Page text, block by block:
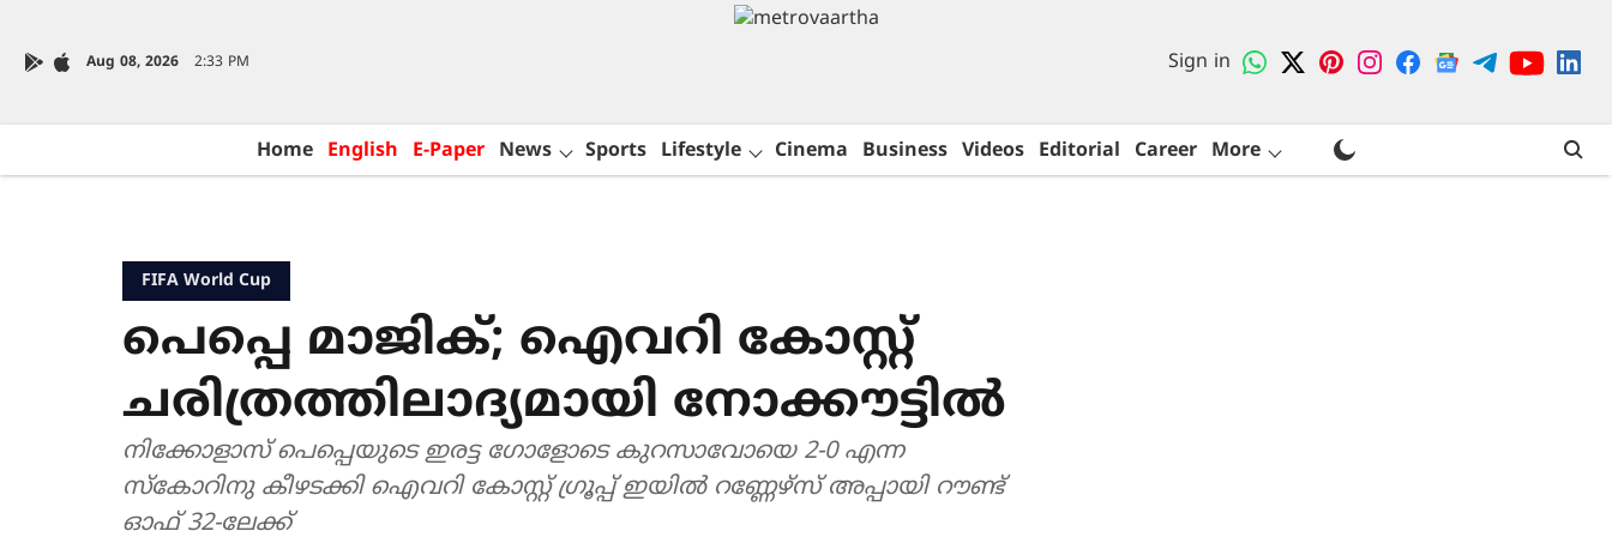
Aug 08, 2026 2:33 PM Sign in
Home English E-Paper News Sports Lifestyle Cinema Business Videos Editorial Career More
FIFA World Cup
പെപ്പെ മാജിക്; ഐവറി കോസ്റ്റ്
ചരിത്രത്തിലാദ്യമായി നോക്കൗട്ടിൽ
നിക്കോളാസ് പെപ്പെയുടെ ഇരട്ട ഗോളോടെ കുറസാവോയെ 2-0 എന്ന
സ്കോറിനു കീഴടക്കി ഐവറി കോസ്റ്റ് ഗ്രൂപ്പ് ഇയിൽ റണ്ണേഴ്സ് അപ്പായി റൗണ്ട്
ഓഫ് 32-ലേക്ക്